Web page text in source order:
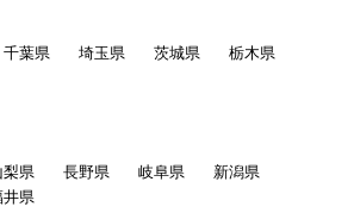
千葉県 埼玉県 茨城県
栃木県
梨県 長野県 岐阜県
新潟県
井県